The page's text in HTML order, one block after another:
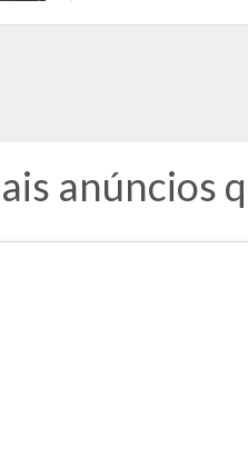
anúncios